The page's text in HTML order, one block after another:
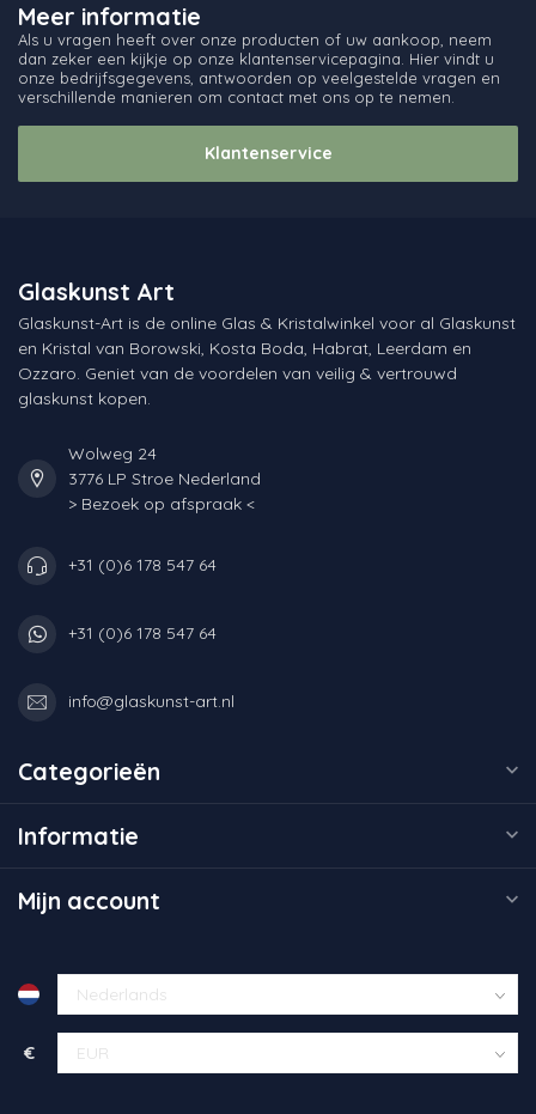
Meer informatie
Als u vragen heeft over onze producten of uw aankoop, neem
dan zeker een kijkje op onze klantenservicepagina. Hier vindt u
onze bedrijfsgegevens, antwoorden op veelgestelde vragen en
verschillende manieren om contact met ons op te nemen.
Klantenservice
Glaskunst Art
Glaskunst-Art is de online Glas & Kristalwinkel voor al Glaskunst
en Kristal van Borowski, Kosta Boda, Habrat, Leerdam en
Ozzaro. Geniet van de voordelen van veilig & vertrouwd
glaskunst kopen.
Wolweg 24
3776 LP Stroe Nederland
> Bezoek op afspraak <
+31 (0)6 178 547 64
+31 (0)6 178 547 64
info@glaskunst-art.nl
Categorieën
Informatie
Mijn account
€